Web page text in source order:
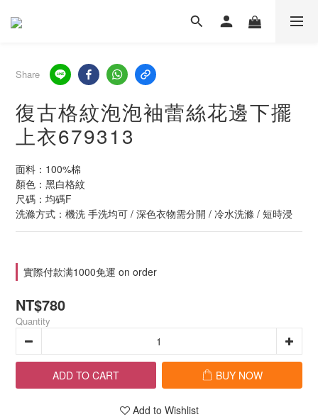
Share
復古格紋泡泡袖蕾絲花邊下擺
上衣679313
面料：100%棉
顏色：黑白格紋
尺碼：均碼F
洗滌方式：機洗 手洗均可 / 深色衣物需分開 / 冷水洗滌 / 短時浸
實際付款满1000免運 on order
NT$780
Quantity
ADD TO CART BUY NOW
Add to Wishlist